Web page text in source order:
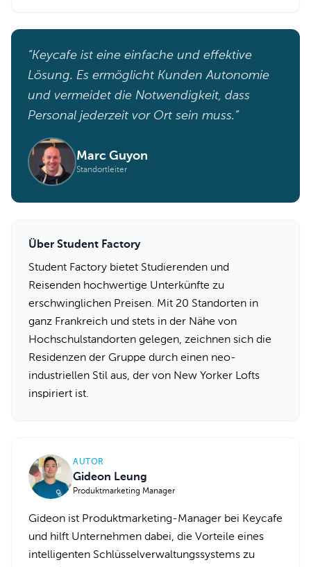
“Keycafe ist eine einfache und effektive
Lösung. Es ermöglicht Kunden Autonomie
und vermeidet die Notwendigkeit, dass
Personal jederzeit vor Ort sein muss.”
Marc Guyon
Standortleiter
Über Student Factory
Student Factory bietet Studierenden und
Reisenden hochwertige Unterkünfte zu
erschwinglichen Preisen. Mit 20 Standorten in
ganz Frankreich und stets in der Nähe von
Hochschulstandorten gelegen, zeichnen sich die
Residenzen der Gruppe durch einen neo-
industriellen Stil aus, der von New Yorker Lofts
inspiriert ist.
AUTOR
Gideon Leung
Produktmarketing Manager
Gideon ist Produktmarketing-Manager bei Keycafe
und hilft Unternehmen dabei, die Vorteile eines
intelligenten Schlüsselverwaltungssystems zu